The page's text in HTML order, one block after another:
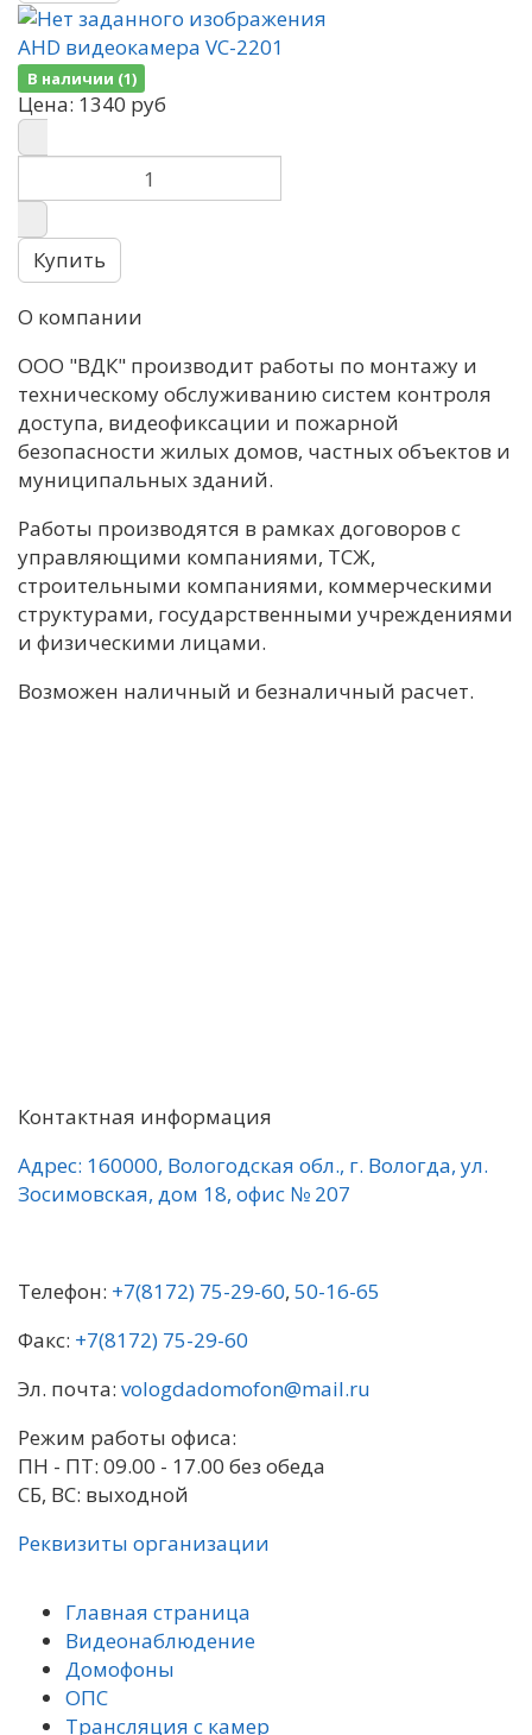
AHD видеокамера VC-2201
В наличии (1)
Цена: 1340 руб
О компании
ООО "ВДК" производит работы по монтажу и
техническому обслуживанию систем контроля
доступа, видеофиксации и пожарной
безопасности жилых домов, частных объектов и
муниципальных зданий.
Работы производятся в рамках договоров с
управляющими компаниями, ТСЖ,
строительными компаниями, коммерческими
структурами, государственными учреждениями
и физическими лицами.
Возможен наличный и безналичный расчет.
Контактная информация
Адрес: 160000, Вологодская обл., г. Вологда, ул.
Зосимовская, дом 18, офис № 207
Телефон: +7(8172) 75-29-60, 50-16-65
Факс: +7(8172) 75-29-60
Эл. почта: vologdadomofon@mail.ru
Режим работы офиса:
ПН - ПТ: 09.00 - 17.00 без обеда
СБ, ВС: выходной
Реквизиты организации
Главная страница
Видеонаблюдение
Домофоны
ОПС
Трансляция с камер